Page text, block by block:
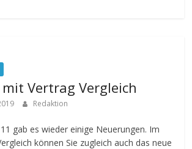
Vertrag Vergleich
Redaktion
gab es wieder einige Neuerungen. Im
können Sie zugleich auch das neue